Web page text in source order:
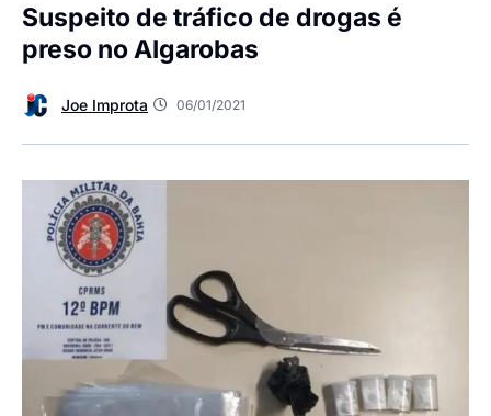
Suspeito de tráfico de drogas é
preso no Algarobas
Joe Improta 06/01/2021